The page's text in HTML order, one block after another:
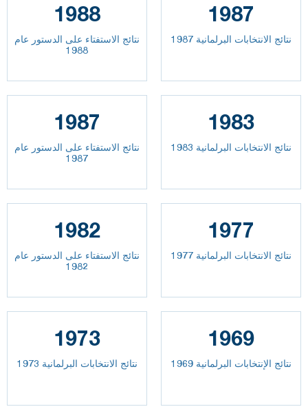
1988
نتائج الاستفتاء على الدستور عام
1988
1987
نتائج الانتخابات البرلمانية 1987
1987
نتائج الاستفتاء على الدستور عام
1987
1983
نتائج الانتخابات البرلمانية 1983
1982
نتائج الاستفتاء على الدستور عام
1982
1977
نتائج الانتخابات البرلمانية 1977
1973
نتائج الانتخابات البرلمانية 1973
1969
نتائج الإنتخابات البرلمانية 1969